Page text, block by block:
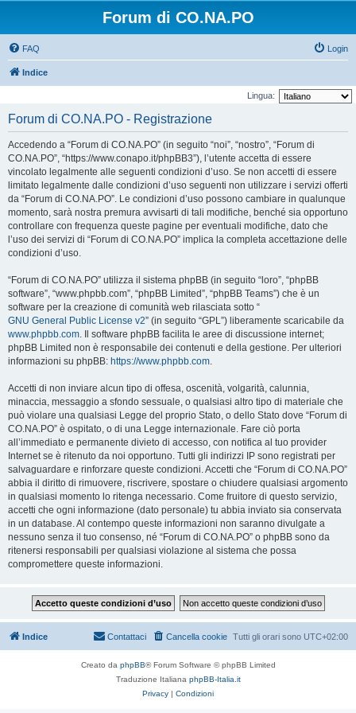
Forum di CO.NA.PO
FAQ Login
Indice
Lingua:
Forum di CO.NA.PO - Registrazione
Accedendo a “Forum di CO.NA.PO” (in seguito “noi”, “nostro”, “Forum di
CO.NA.PO”, “https://www.conapo.it/phpBB3”), l’utente accetta di essere
vincolato legalmente alle seguenti condizioni d’uso. Se non accetti di essere
limitato legalmente dalle condizioni d’uso seguenti non utilizzare i servizi offerti
da “Forum di CO.NA.PO”. Le condizioni d’uso possono cambiare in qualunque
momento, sarà nostra premura avvisarti di tali modifiche, benché sia opportuno
controllare con frequenza queste pagine per eventuali modifiche, dato che
l’uso dei servizi di “Forum di CO.NA.PO” implica la completa accettazione delle
condizioni d’uso.
“Forum di CO.NA.PO” utilizza il sistema phpBB (in seguito “loro”, “phpBB
software”, “www.phpbb.com”, “phpBB Limited”, “phpBB Teams”) che è un
software per la creazione di comunità web rilasciata sotto “
GNU General Public License v2” (in seguito “GPL”) liberamente scaricabile da
www.phpbb.com. Il software phpBB facilita le aree di discussione internet;
phpBB Limited non è responsabile dei contenuti e della gestione. Per ulteriori
informazioni su phpBB: https://www.phpbb.com.
Accetti di non inviare alcun tipo di offesa, oscenità, volgarità, calunnia,
minaccia, messaggio a sfondo sessuale, o qualsiasi altro tipo di materiale che
può violare una qualsiasi Legge del proprio Stato, o dello Stato dove “Forum di
CO.NA.PO” è ospitato, o di una Legge internazionale. Fare ciò porta
all’immediato e permanente divieto di accesso, con notifica al tuo provider
Internet se è ritenuto da noi opportuno. Tutti gli indirizzi IP sono registrati per
salvaguardare e rinforzare queste condizioni. Accetti che “Forum di CO.NA.PO”
abbia il diritto di rimuovere, riscrivere, spostare o chiudere qualsiasi argomento
in qualsiasi momento lo ritenga necessario. Come fruitore di questo servizio,
accetti che ogni informazione (dato personale) tu abbia inviato sia conservata
in un database. Al contempo queste informazioni non saranno divulgate a
nessuno senza il tuo consenso, né “Forum di CO.NA.PO” o phpBB sono da
ritenersi responsabili per qualsiasi violazione al sistema che possa
compromettere queste informazioni.
Indice Tutti gli orari sono UTC+02:00
Cancella cookie
Contattaci
Creato da phpBB® Forum Software © phpBB Limited
Traduzione Italiana phpBB-Italia.it
Privacy | Condizioni